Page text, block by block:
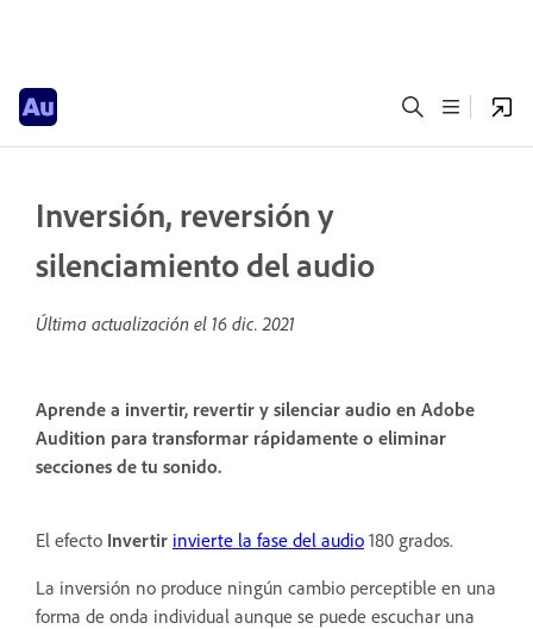
Inversión, reversión y
silenciamiento del audio
Última actualización el 16 dic. 2021
Aprende a invertir, revertir y silenciar audio en Adobe
Audition para transformar rápidamente o eliminar
secciones de tu sonido.
El efecto Invertir invierte la fase del audio 180 grados.
La inversión no produce ningún cambio perceptible en una
forma de onda individual aunque se puede escuchar una